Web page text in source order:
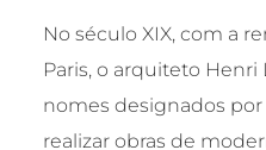
No século XIX, com a
Paris, o arquiteto
nomes designados por
realizar obras de